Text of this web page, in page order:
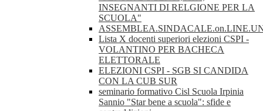
INSEGNANTI DI RELGIONE PER LA
SCUOLA"
Lista X docenti superiori elezioni CSPI -
VOLANTINO PER BACHECA
ELETTORALE
ELEZIONI CSPI - SGB SI CANDIDA
CON LA CUB SUR
seminario formativo Cisl Scuola Irpinia
Sannio "Star bene a scuola": sfide e